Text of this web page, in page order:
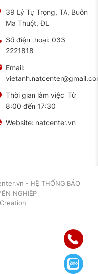
39 Lý Tự Trọng, TA, Buôn
Ma Thuột, ĐL
Số điện thoại: 033
2221818
Email:
Thời gian làm việc: Từ
8:00 đến 17:30
Website: natcenter.vn
- HỆ THỐNG BẢO
NGHIỆP